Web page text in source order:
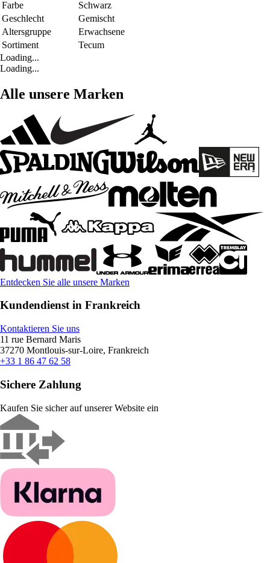
Farbe
Schwarz
Geschlecht
Gemischt
Altersgruppe
Erwachsene
Sortiment
Tecum
Loading...
Loading...
Alle unsere Marken
Entdecken Sie alle unsere Marken
Kundendienst in Frankreich
Kontaktieren Sie uns
11 rue Bernard Maris
37270 Montlouis-sur-Loire, Frankreich
+33 1 86 47 62 58
Sichere Zahlung
Kaufen Sie sicher auf unserer Website ein